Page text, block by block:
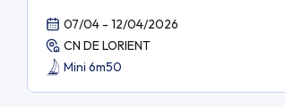
07/04 - 12/04/2026
CN DE LORIENT
Mini 6m50